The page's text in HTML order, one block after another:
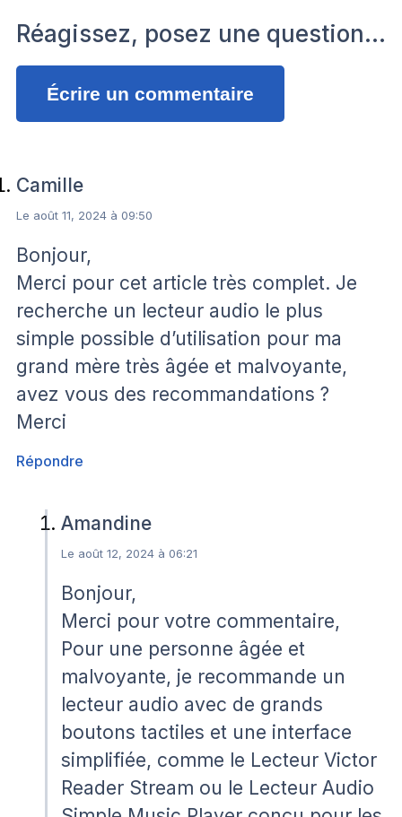
Réagissez, posez une question…
Écrire un commentaire
Camille
Le août 11, 2024 à 09:50
Bonjour,
Merci pour cet article très complet. Je
recherche un lecteur audio le plus
simple possible d’utilisation pour ma
grand mère très âgée et malvoyante,
avez vous des recommandations ?
Merci
Répondre
Amandine
Le août 12, 2024 à 06:21
Bonjour,
Merci pour votre commentaire,
Pour une personne âgée et
malvoyante, je recommande un
lecteur audio avec de grands
boutons tactiles et une interface
simplifiée, comme le Lecteur Victor
Reader Stream ou le Lecteur Audio